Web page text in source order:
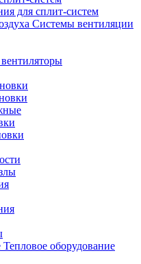
для сплит-систем
Системы вентиляции
Тепловое оборудование